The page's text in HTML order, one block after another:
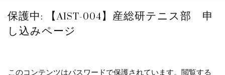
お知らせ
2025.8.28
クレジット決済3Dセキュア導入のお知らせ...
お知らせ
2022.6.6
保護中: 【AIST-004】産総研テニス部 申
し込みページ
このコンテンツはパスワードで保護されています。閲覧する